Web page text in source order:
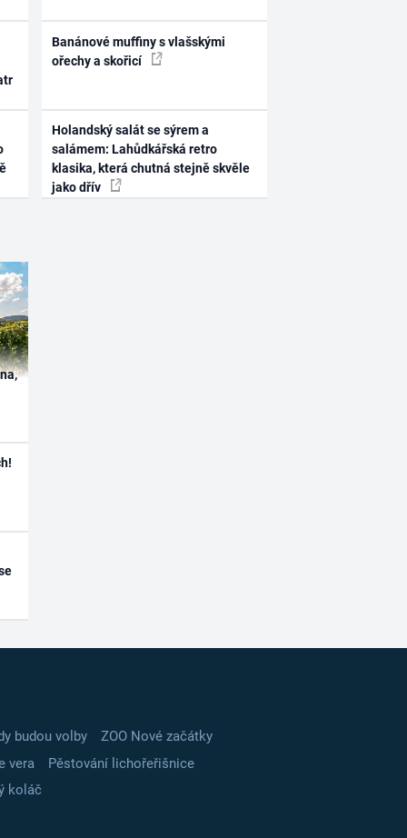
Banánové muffiny s vlašskými
ořechy a skořicí
Holandský salát se sýrem a
salámem: Lahůdkářská retro
klasika, která chutná stejně skvěle
jako dřív
budou volby
ZOO Nové začátky
vera
Pěstování lichořeřišnice
koláč